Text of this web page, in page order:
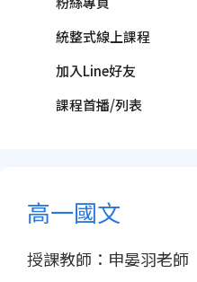
統整式線上課程
加入Line好友
課程首播/列表
高一國文
授課教師：申晏羽老師